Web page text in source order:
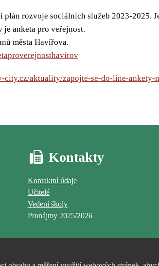
rozvoje sociálních služeb 2023-2025.
je anketa pro veřejnost.
města Havířova.
city.cz/aktuality/zapojte-se-do-line-ankety-
Kontakty
Kontaktní údaje
Učitelé
Vedení školy
Pronájmy 2025/2026